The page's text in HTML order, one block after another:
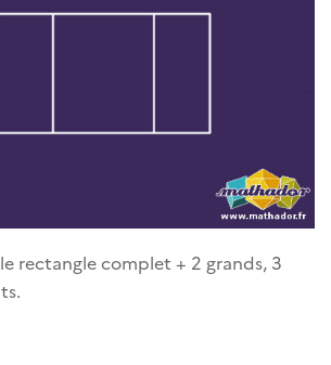
rectangle complet + 2 grands, 3